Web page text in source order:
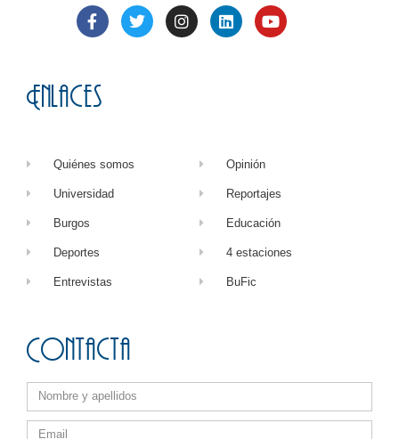
Enlaces
Quiénes somos
Universidad
Burgos
Deportes
Entrevistas
Opinión
Reportajes
Educación
4 estaciones
BuFic
Contacta